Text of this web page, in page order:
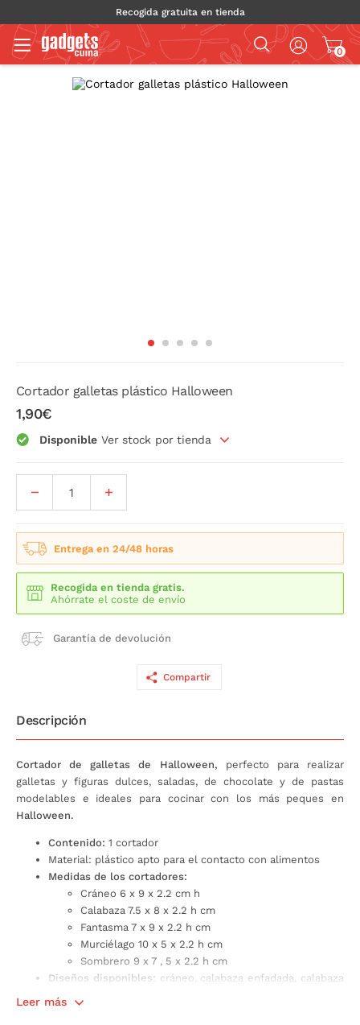
Recogida gratuita en tienda
0
Cortador galletas plástico Halloween
1,90€
Disponible Ver stock por tienda
Entrega en 24/48 horas
Recogida en tienda gratis.
Ahórrate el coste de envío
Garantía de devolución
Compartir
Descripción
Cortador de galletas de Halloween, perfecto para realizar
galletas y figuras dulces, saladas, de chocolate y de pastas
modelables e ideales para cocinar con los más peques en
Halloween.
Contenido: 1 cortador
Material: plástico apto para el contacto con alimentos
Medidas de los cortadores:
Cráneo 6 x 9 x 2.2 cm h
Calabaza 7.5 x 8 x 2.2 h cm
Fantasma 7 x 9 x 2.2 h cm
Murciélago 10 x 5 x 2.2 h cm
Sombrero 9 x 7 , 5 x 2.2 h cm
Diseños disponibles: cráneo, calabaza enfadada, calabaza
sonriente, fantasma, murciélago y sombrero de bruja.
Leer más